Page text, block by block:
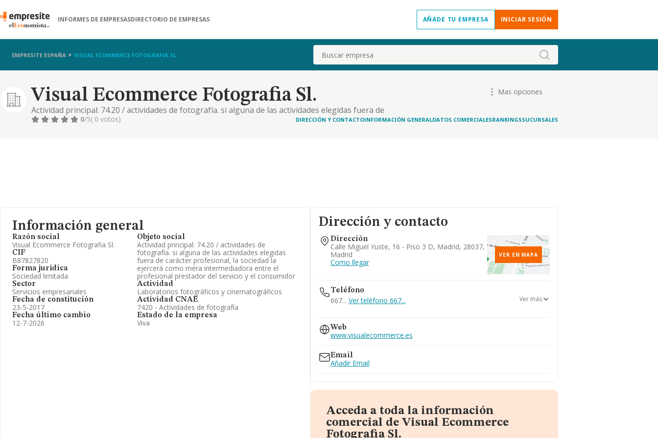
INFORMES DE EMPRESASDIRECTORIO DE EMPRESAS AÑADE TU EMPRESA INICIAR SESIÓN
EMPRESITE ESPAÑA VISUAL ECOMMERCE FOTOGRAFIA SL. Buscar
Visual Ecommerce Fotografia Sl.
Actividad principal: 74.20 / actividades de fotografía. si alguna de las actividades elegidas fuera de
carácter profesional, la sociedad la ejercerá como mera intermediadora entre el profesional
Mas opciones
0/5( 0 votos) DIRECCIÓN Y CONTACTOINFORMACIÓN GENERALDATOS COMERCIALESRANKINGSSUCURSALES
Información general
Razón social
Visual Ecommerce Fotografia Sl.
CIF
B87827820
Forma jurídica
Sociedad limitada
Sector
Servicios empresariales
Fecha de constitución
23-5-2017
Fecha último cambio
12-7-2026
Objeto social
Actividad principal: 74.20 / actividades de
fotografía. si alguna de las actividades elegidas
fuera de carácter profesional, la sociedad la
ejercerá como mera intermediadora entre el
profesional prestador del servicio y el consumidor
Actividad
Laboratorios fotográficos y cinematográficos
Actividad CNAE
7420 - Actividades de fotografía
Estado de la empresa
Viva
Dirección y contacto
Dirección
Calle Miguel Yuste, 16 - Piso 3 D, Madrid, 28037,
Madrid
Como llegar
VER EN MAPA
Teléfono
667... Ver teléfono 667...
916296002
Ver más
Web
www.visualecommerce.es
Email
Añadir Email
Acceda a toda la información
comercial de Visual Ecommerce
Fotografia Sl.